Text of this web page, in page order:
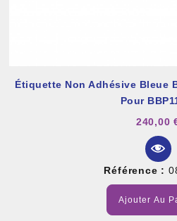
Étiquette Non Adhésive Bleue
Pour
240,00
Référence :
Ajouter Au